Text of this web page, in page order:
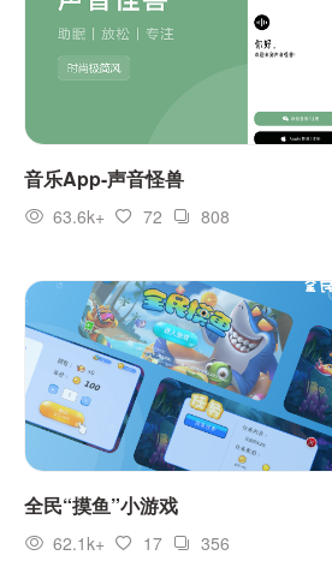
音乐App-声音怪兽
63.6k+ 72 808
全民“摸鱼”小游戏
62.1k+ 17 356